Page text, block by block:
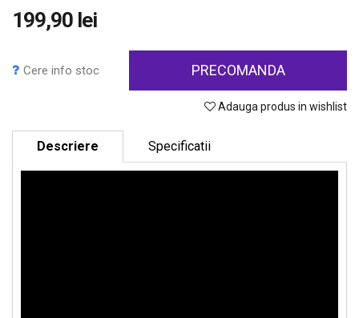
199,90 lei
Cere info stoc PRECOMANDA
Adauga produs in wishlist
Descriere Specificatii